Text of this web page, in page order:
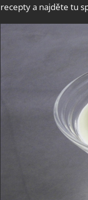
recepty a najděte tu